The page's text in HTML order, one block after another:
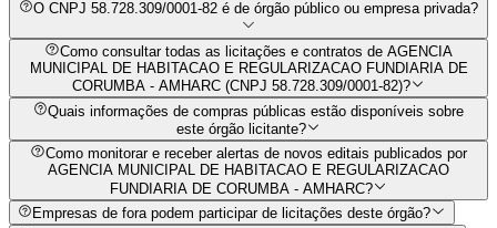
O CNPJ 58.728.309/0001-82 é de órgão público ou empresa privada?
Como consultar todas as licitações e contratos de AGENCIA
MUNICIPAL DE HABITACAO E REGULARIZACAO FUNDIARIA DE
CORUMBA - AMHARC (CNPJ 58.728.309/0001-82)?
Quais informações de compras públicas estão disponíveis sobre
este órgão licitante?
Como monitorar e receber alertas de novos editais publicados por
AGENCIA MUNICIPAL DE HABITACAO E REGULARIZACAO
FUNDIARIA DE CORUMBA - AMHARC?
Empresas de fora podem participar de licitações deste órgão?